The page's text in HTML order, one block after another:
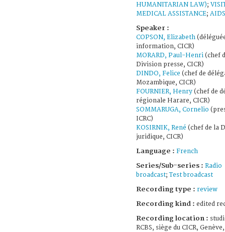
HUMANITARIAN LAW);
MEDICAL ASSISTANCE; AIDS
Speaker :
COPSON, Elizabeth
information, CICR)
MORARD, Paul-Henri(chef
Division presse, CICR)
DINDO, Felice (chef de
Mozambique, CICR)
FOURNIER, Henry(chef de
régionale Harare, CICR)
SOMMARUGA, Cornelio
ICRC)
KOSIRNIK, René (chef de la
juridique, CICR)
Language : French
Series/Sub-series : Radio
broadcast;Test broadcast
Recording type : review
Recording kind : edited
Recording location :
RCBS, siège du CICR,